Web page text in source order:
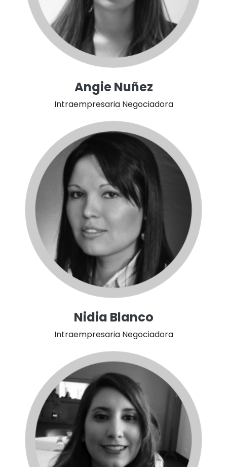
Angie Nuñez
Intraempresaria Negociadora
Nidia Blanco
Intraempresaria Negociadora